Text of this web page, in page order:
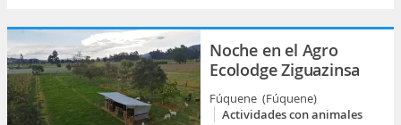
Noche en el Agro
Ecolodge Ziguazinsa
Fúquene (Fúquene)
Actividades con animales